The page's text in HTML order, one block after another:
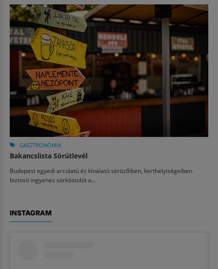
GASZTRONÓMIA
Bakancslista Sörútlevél
Budapest egyedi arculatú és kínálatú sörözőiben, kerthelyiségeiben
biztosít ingyenes sörkóstolót a...
INSTAGRAM